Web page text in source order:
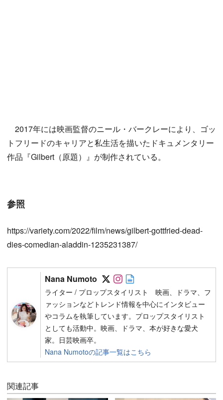
2017年には映画監督のニール・バークレーにより、ゴッ
トフリードのキャリアと私生活を描いたドキュメンタリー
作品『Gilbert（原題）』が制作されている。
参照
https://variety.com/2022/film/news/gilbert-gottfried-dead-
dies-comedian-aladdin-1235231387/
Nana Numoto Follow on SNS
Follow on SNS
ライター / プロップスタイリスト 映画、ドラマ、フ
ァッションなどトレンド情報を中心にインタビュー
やコラムを執筆しています。プロップスタイリスト
としても活動中。映画、ドラマ、本が好きな愛犬
家。日芸映画卒。
Nana Numotoの記事一覧はこちら
関連記事